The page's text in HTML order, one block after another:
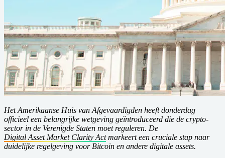
Het Amerikaanse Huis van Afgevaardigden heeft donderdag
officieel een belangrijke wetgeving geïntroduceerd die de crypto-
sector in de Verenigde Staten moet reguleren. De
Digital Asset Market Clarity Actmarkeert een cruciale stap naar
duidelijke regelgeving voor Bitcoin en andere digitale assets.